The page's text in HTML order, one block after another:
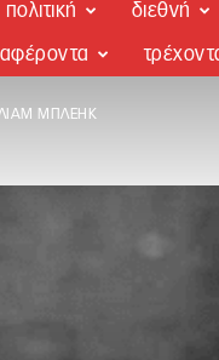
πολιτική διεθνή
ΜΠΛΈΗΚ